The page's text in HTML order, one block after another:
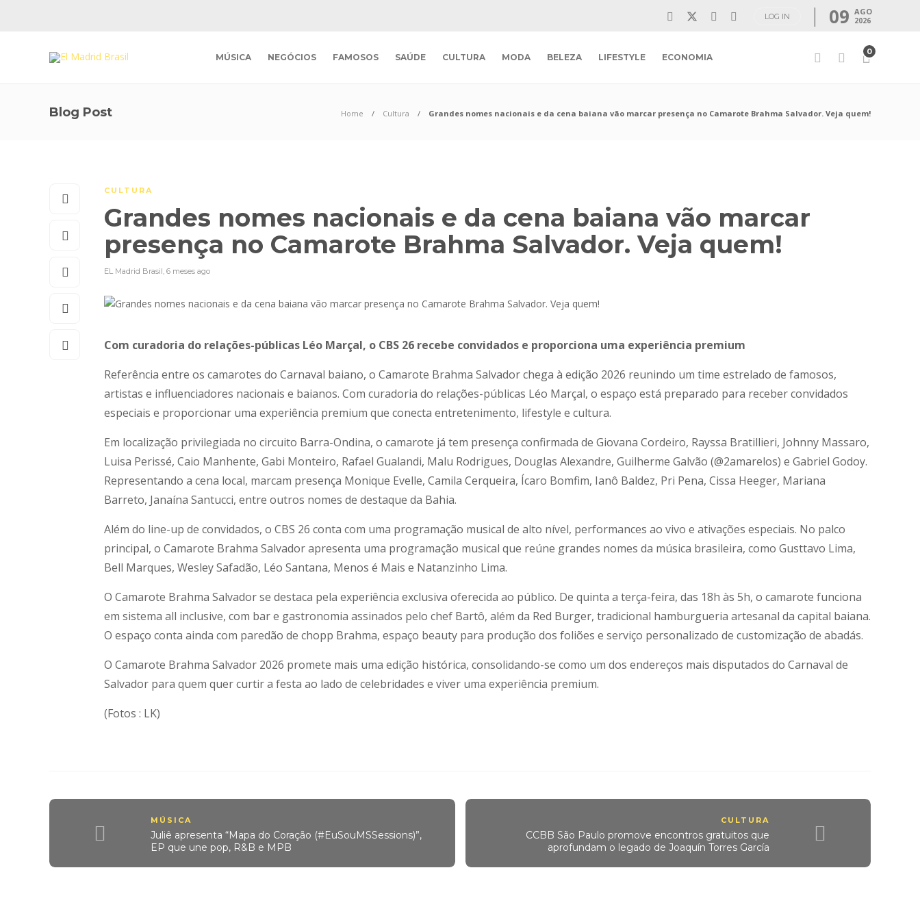
LOG IN 09 AGO
2026
MÚSICA NEGÓCIOS FAMOSOS SAÚDE CULTURA MODA BELEZA LIFESTYLE ECONOMIA
0
Blog Post Home Cultura Grandes nomes nacionais e da cena baiana vão marcar presença no Camarote Brahma Salvador. Veja quem!
CULTURA
Grandes nomes nacionais e da cena baiana vão marcar
presença no Camarote Brahma Salvador. Veja quem!
EL Madrid Brasil, 6 meses ago
Com curadoria do relações-públicas Léo Marçal, o CBS 26 recebe convidados e proporciona uma experiência premium
Referência entre os camarotes do Carnaval baiano, o Camarote Brahma Salvador chega à edição 2026 reunindo um time estrelado de famosos,
artistas e influenciadores nacionais e baianos. Com curadoria do relações-públicas Léo Marçal, o espaço está preparado para receber convidados
especiais e proporcionar uma experiência premium que conecta entretenimento, lifestyle e cultura.
Em localização privilegiada no circuito Barra-Ondina, o camarote já tem presença confirmada de Giovana Cordeiro, Rayssa Bratillieri, Johnny Massaro,
Luisa Perissé, Caio Manhente, Gabi Monteiro, Rafael Gualandi, Malu Rodrigues, Douglas Alexandre, Guilherme Galvão (@2amarelos) e Gabriel Godoy.
Representando a cena local, marcam presença Monique Evelle, Camila Cerqueira, Ícaro Bomfim, Ianô Baldez, Pri Pena, Cissa Heeger, Mariana
Barreto, Janaína Santucci, entre outros nomes de destaque da Bahia.
Além do line-up de convidados, o CBS 26 conta com uma programação musical de alto nível, performances ao vivo e ativações especiais. No palco
principal, o Camarote Brahma Salvador apresenta uma programação musical que reúne grandes nomes da música brasileira, como Gusttavo Lima,
Bell Marques, Wesley Safadão, Léo Santana, Menos é Mais e Natanzinho Lima.
O Camarote Brahma Salvador se destaca pela experiência exclusiva oferecida ao público. De quinta a terça-feira, das 18h às 5h, o camarote funciona
em sistema all inclusive, com bar e gastronomia assinados pelo chef Bartô, além da Red Burger, tradicional hamburgueria artesanal da capital baiana.
O espaço conta ainda com paredão de chopp Brahma, espaço beauty para produção dos foliões e serviço personalizado de customização de abadás.
O Camarote Brahma Salvador 2026 promete mais uma edição histórica, consolidando-se como um dos endereços mais disputados do Carnaval de
Salvador para quem quer curtir a festa ao lado de celebridades e viver uma experiência premium.
(Fotos : LK)
MÚSICA
Juliê apresenta “Mapa do Coração (#EuSouMSSessions)”,
EP que une pop, R&B e MPB
CULTURA
CCBB São Paulo promove encontros gratuitos que
aprofundam o legado de Joaquín Torres García